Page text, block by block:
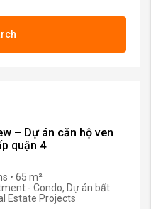
– Dự án căn hộ ven
quận 4
• 65 m²
- Condo, Dự án bất
Estate Projects